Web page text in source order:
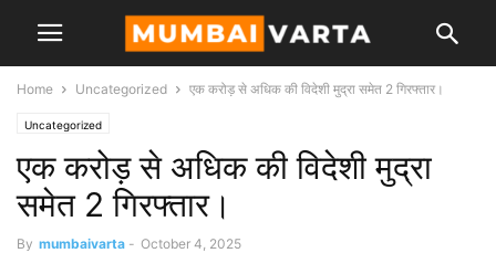
Home Uncategorized एक करोड़ से अधिक की विदेशी मुद्रा समेत 2 गिरफ्तार।
Uncategorized
एक करोड़ से अधिक की विदेशी मुद्रा
समेत 2 गिरफ्तार।
By mumbaivarta - October 4, 2025